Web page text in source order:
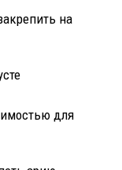
на
для